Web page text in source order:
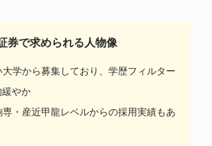
券で求められる人物像
大学から募集しており、学歴フィルター
緩やか
専・産近甲龍レベルからの採用実績もあ